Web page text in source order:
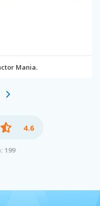
Mania.
4.6
199